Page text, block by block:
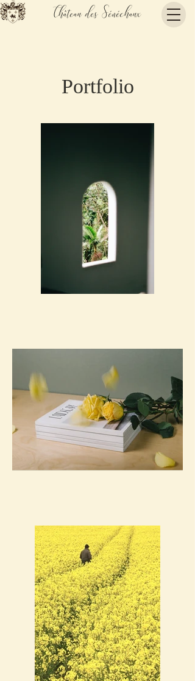
Château des Sénéchaux
Portfolio